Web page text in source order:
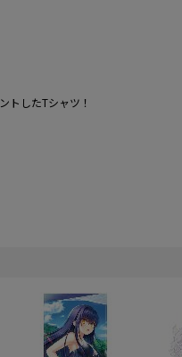
トしたTシャツ！